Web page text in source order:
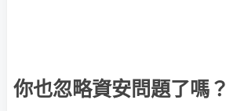
你也忽略資安問題了嗎？